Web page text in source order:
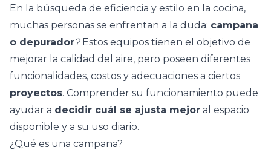
En la búsqueda de eficiencia y estilo en la cocina,
muchas personas se enfrentan a la duda: campana
o depurador?Estos equipos tienen el objetivo de
mejorar la calidad del aire, pero poseen diferentes
funcionalidades, costos y adecuaciones a ciertos
proyectos. Comprender su funcionamiento puede
ayudar a decidir cuál se ajusta mejor al espacio
disponible y a su uso diario.
¿Qué es una campana?